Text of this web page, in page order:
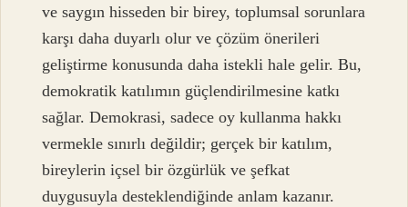
ve saygın hisseden bir birey, toplumsal sorunlara
karşı daha duyarlı olur ve çözüm önerileri
geliştirme konusunda daha istekli hale gelir. Bu,
demokratik katılımın güçlendirilmesine katkı
sağlar. Demokrasi, sadece oy kullanma hakkı
vermekle sınırlı değildir; gerçek bir katılım,
bireylerin içsel bir özgürlük ve şefkat
duygusuyla desteklendiğinde anlam kazanır.